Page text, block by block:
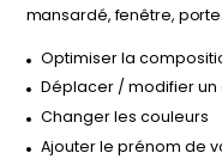
Conçu avec des
et intemporelle,
des contes enchantés.
mansardé, fenêtre,
Optimiser la
Déplacer / modifier
Changer les couleurs
Ajouter le prénom de